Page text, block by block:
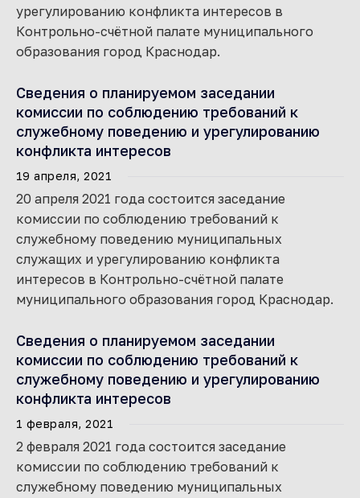
урегулированию конфликта интересов в
Контрольно-счётной палате муниципального
образования город Краснодар.
Сведения о планируемом заседании
комиссии по соблюдению требований к
служебному поведению и урегулированию
конфликта интересов
19 апреля, 2021
20 апреля 2021 года состоится заседание
комиссии по соблюдению требований к
служебному поведению муниципальных
служащих и урегулированию конфликта
интересов в Контрольно-счётной палате
муниципального образования город Краснодар.
Сведения о планируемом заседании
комиссии по соблюдению требований к
служебному поведению и урегулированию
конфликта интересов
1 февраля, 2021
2 февраля 2021 года состоится заседание
комиссии по соблюдению требований к
служебному поведению муниципальных